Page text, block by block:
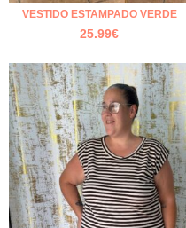
VESTIDO ESTAMPADO VERDE
25.99€